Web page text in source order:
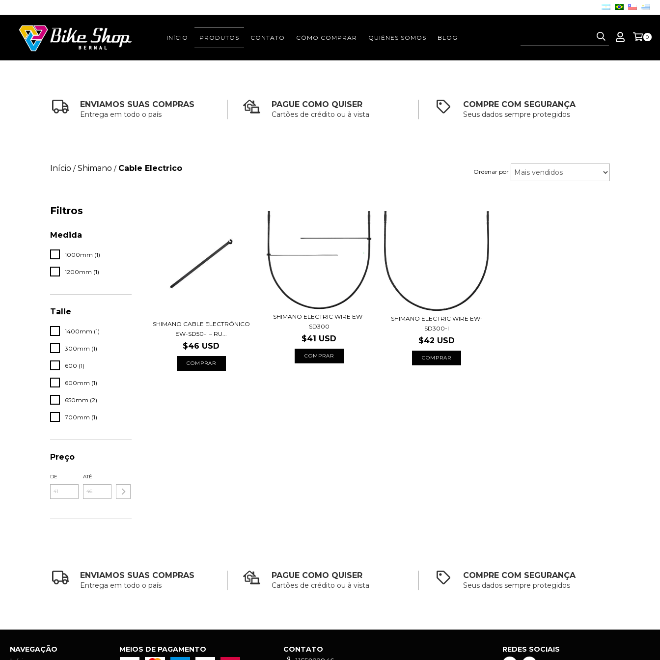
INÍCIO PRODUTOS CONTATO CÓMO COMPRAR QUIÉNES SOMOS BLOG 0
ENVIAMOS SUAS COMPRAS
Entrega em todo o país
PAGUE COMO QUISER
Cartões de crédito ou à vista
COMPRE COM SEGURANÇA
Seus dados sempre protegidos
Início / Shimano / Cable Electrico Ordenar por
Filtros
Medida
1000mm (1)
1200mm (1)
Talle
1400mm (1)
300mm (1)
600 (1)
600mm (1)
650mm (2)
700mm (1)
Preço
DE ATÉ
SHIMANO CABLE ELECTRÓNICO
EW-SD50-I – RU...
$46 USD
COMPRAR
SHIMANO ELECTRIC WIRE EW-
SD300
$41 USD
COMPRAR
SHIMANO ELECTRIC WIRE EW-
SD300-I
$42 USD
COMPRAR
ENVIAMOS SUAS COMPRAS
Entrega em todo o país
PAGUE COMO QUISER
Cartões de crédito ou à vista
COMPRE COM SEGURANÇA
Seus dados sempre protegidos
NAVEGAÇÃO
MEIOS DE PAGAMENTO
CONTATO
REDES SOCIAIS